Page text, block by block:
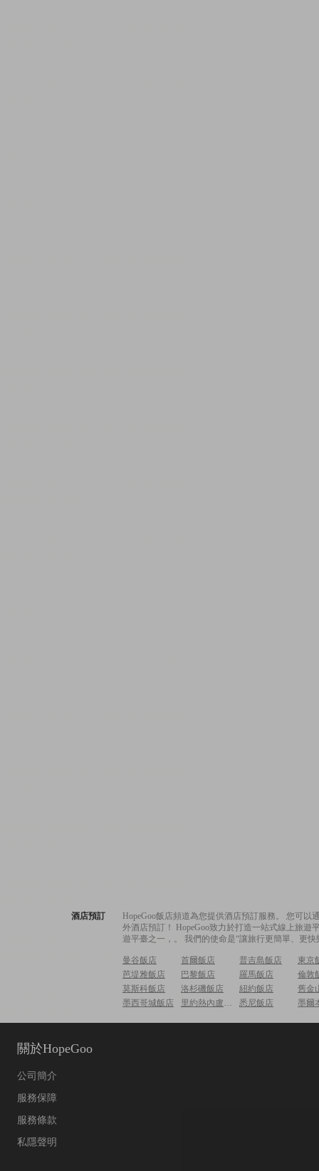
酒店預訂
HopeGoo飯店頻道為您提供酒店預訂服務。 您可
外酒店預訂！ HopeGoo致力於打造一站式線上旅
遊平臺之一，。 我們的使命是“讓旅行更簡單、更
曼谷飯店 首爾飯店 普吉島飯店
東京
芭堤雅飯店
巴黎飯店 羅馬飯店
倫敦
莫斯科飯店
洛杉磯飯店 紐約飯店
舊金
墨西哥城飯店
里約熱內盧飯店 悉尼飯店 墨爾
關於HopeGoo
公司簡介
服務保障
服務條款
私隱聲明